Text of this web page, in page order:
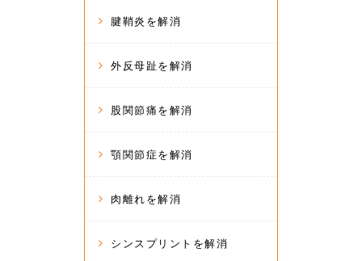
腱鞘炎を解消
外反母趾を解消
股関節痛を解消
顎関節症を解消
肉離れを解消
シンスプリントを解消